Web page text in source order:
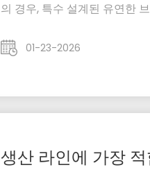
의 경우, 특수 설계된 유연한
깊거나 미세한 구멍의 경우,
01-23-2026
생산 라인에 가장